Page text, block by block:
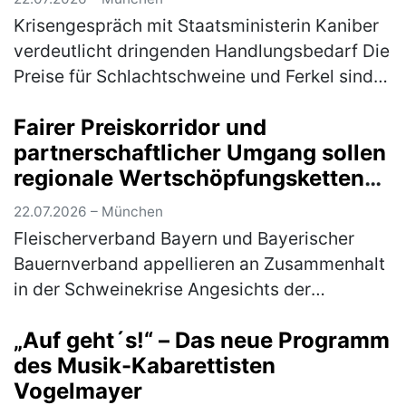
Krisengespräch mit Staatsministerin Kaniber
verdeutlicht dringenden Handlungsbedarf Die
Preise für Schlachtschweine und Ferkel sind
und Fußballweltmeisterscha…(mehr)
Fairer Preiskorridor und
partnerschaftlicher Umgang sollen
regionale Wertschöpfungsketten
sichern
22.07.2026 – München
Fleischerverband Bayern und Bayerischer
Bauernverband appellieren an Zusammenhalt
in der Schweinekrise Angesichts der
Schweinemarkt rufen der Fleischerverband
B…(mehr)
„Auf geht´s!“ – Das neue Programm
des Musik-Kabarettisten
Vogelmayer